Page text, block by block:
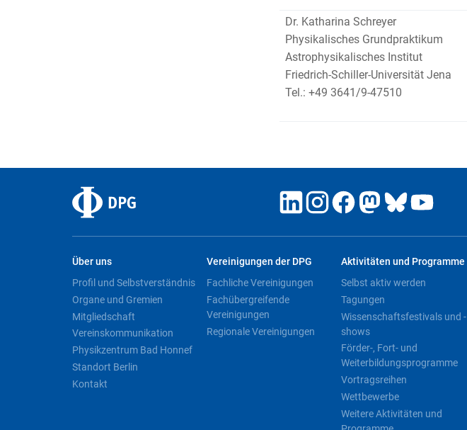
Dr. Katharina Schreyer
Physikalisches Grundpraktikum
Astrophysikalisches Institut
Friedrich-Schiller-Universität Jena
Tel.: +49 3641/9-47510
Über uns
Profil und Selbstverständnis
Organe und Gremien
Mitgliedschaft
Vereinskommunikation
Physikzentrum Bad Honnef
Standort Berlin
Kontakt
Vereinigungen der DPG
Fachliche Vereinigungen
Fachübergreifende
Vereinigungen
Regionale Vereinigungen
Aktivitäten und Programme
Selbst aktiv werden
Tagungen
Wissenschaftsfestivals und -
shows
Förder-, Fort- und
Weiterbildungsprogramme
Vortragsreihen
Wettbewerbe
Weitere Aktivitäten und